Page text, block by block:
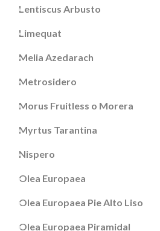
Lentiscus Arbusto
Limequat
Melia Azedarach
Metrosidero
Morus Fruitless o Morera
Myrtus Tarantina
Nispero
Olea Europaea
Olea Europaea Pie Alto Liso
Olea Europaea Piramidal